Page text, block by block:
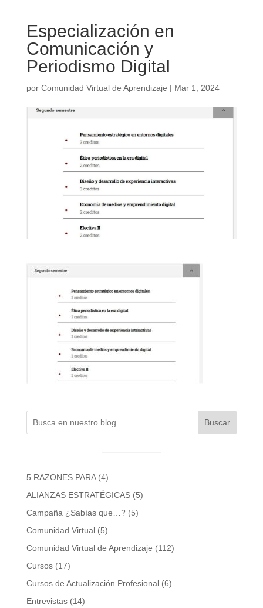
Especialización en
Comunicación y
Periodismo Digital
por Comunidad Virtual de Aprendizaje | Mar 1, 2024
Buscar
5 RAZONES PARA(4)
ALIANZAS ESTRATÉGICAS(5)
Campaña ¿Sabías que…?(5)
Comunidad Virtual(5)
Comunidad Virtual de Aprendizaje (112)
Cursos(17)
Cursos de Actualización Profesional(6)
Entrevistas(14)